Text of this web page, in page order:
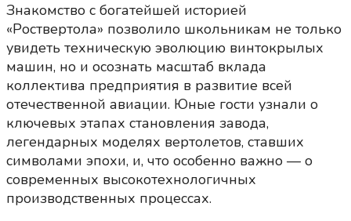
Знакомство с богатейшей историей
«Роствертола» позволило школьникам не только
увидеть техническую эволюцию винтокрылых
машин, но и осознать масштаб вклада
коллектива предприятия в развитие всей
отечественной авиации. Юные гости узнали о
ключевых этапах становления завода,
легендарных моделях вертолетов, ставших
символами эпохи, и, что особенно важно — о
современных высокотехнологичных
производственных процессах.